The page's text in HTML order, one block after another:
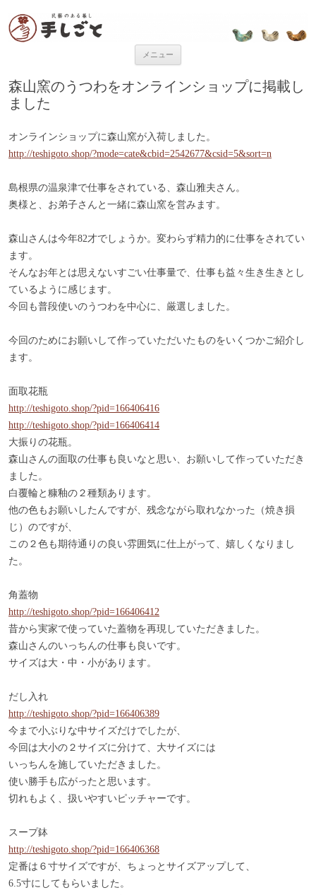
“民芸のある暮し” 手しごと
「手しごと」は陶磁器、木工品、編組品、ガラスなど、日本各地の手仕事
品を取り扱う、”民藝のある暮し”を提案するお店です。
メニュー
森山窯のうつわをオンラインショップに掲載し
ました
オンラインショップに森山窯が入荷しました。
http://teshigoto.shop/?mode=cate&cbid=2542677&csid=5&sort=n
島根県の温泉津で仕事をされている、森山雅夫さん。
奥様と、お弟子さんと一緒に森山窯を営みます。
森山さんは今年82才でしょうか。変わらず精力的に仕事をされてい
ます。
そんなお年とは思えないすごい仕事量で、仕事も益々生き生きとし
ているように感じます。
今回も普段使いのうつわを中心に、厳選しました。
今回のためにお願いして作っていただいたものをいくつかご紹介し
ます。
面取花瓶
http://teshigoto.shop/?pid=166406416
http://teshigoto.shop/?pid=166406414
大振りの花瓶。
森山さんの面取の仕事も良いなと思い、お願いして作っていただき
ました。
白覆輪と糠釉の２種類あります。
他の色もお願いしたんですが、残念ながら取れなかった（焼き損
じ）のですが、
この２色も期待通りの良い雰囲気に仕上がって、嬉しくなりまし
た。
角蓋物
http://teshigoto.shop/?pid=166406412
昔から実家で使っていた蓋物を再現していただきました。
森山さんのいっちんの仕事も良いです。
サイズは大・中・小があります。
だし入れ
http://teshigoto.shop/?pid=166406389
今まで小ぶりな中サイズだけでしたが、
今回は大小の２サイズに分けて、大サイズには
いっちんを施していただきました。
使い勝手も広がったと思います。
切れもよく、扱いやすいピッチャーです。
スープ鉢
http://teshigoto.shop/?pid=166406368
定番は６寸サイズですが、ちょっとサイズアップして、
6.5寸にしてもらいました。